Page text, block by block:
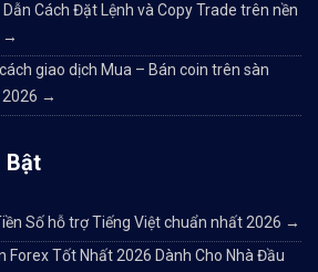
Cách Đặt Lệnh và Copy Trade trên nền
→
giao dịch Mua – Bán coin trên sàn
2026 →
Bật
Số hỗ trợ Tiếng Việt chuẩn nhất 2026 →
Forex Tốt Nhất 2026 Dành Cho Nhà Đầu